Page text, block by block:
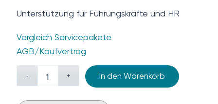
Unterstützung für Führungskräfte und HR
Vergleich Servicepakete
AGB/Kaufvertrag
In den Warenkorb